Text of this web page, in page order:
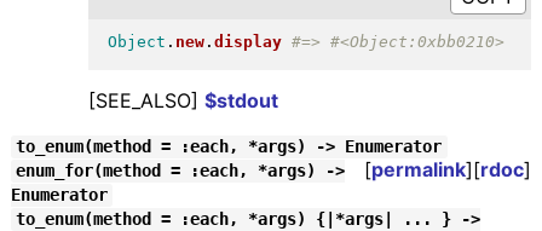
Object . new. display
[SEE_ALSO] $stdout
to_enum(method = :each, *args) -> Enumerator
[permalink][rdoc]
enum_for(method = :each, *args) ->
Enumerator
to_enum(method = :each, *args) {|*args| ... } ->